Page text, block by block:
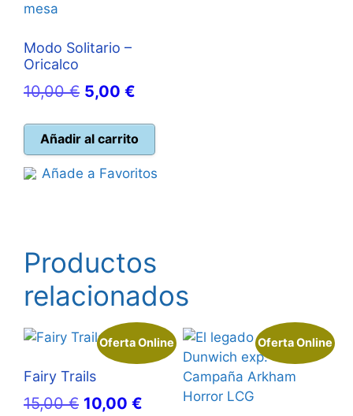
Modo Solitario –
Oricalco
10,00€ El
original
5,00 €
actual
Añadir al carrito
Añade a Favoritos
Productos
relacionados
Oferta Online
Fairy Trails
15,00€ El
10,00 €
Oferta Online